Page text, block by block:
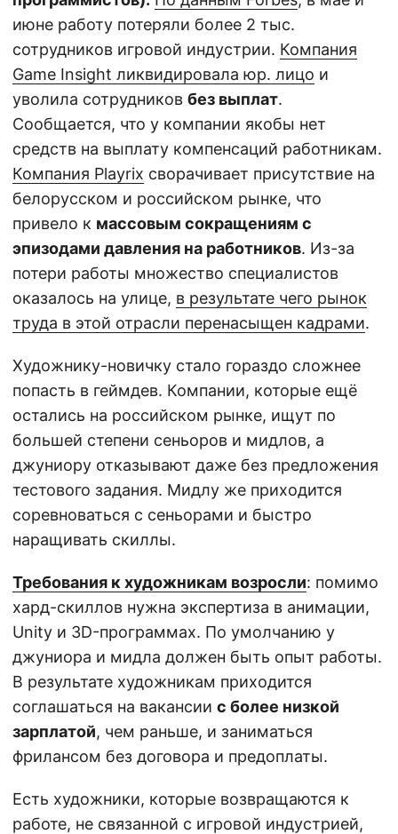
июне работу потеряли более 2 тыс.
сотрудников игровой индустрии. Компания
Game Insight ликвидировала юр. лицо и
уволила сотрудников без выплат.
Сообщается, что у компании якобы нет
средств на выплату компенсаций работникам.
Компания Playrix сворачивает присутствие на
белорусском и российском рынке, что
привело к массовым сокращениям с
эпизодами давления на работников. Из-за
потери работы множество специалистов
оказалось на улице, в результате чего рынок
труда в этой отрасли перенасыщен кадрами.
Художнику-новичку стало гораздо сложнее
попасть в геймдев. Компании, которые ещё
остались на российском рынке, ищут по
большей степени сеньоров и мидлов, а
джуниору отказывают даже без предложения
тестового задания. Мидлу же приходится
соревноваться с сеньорами и быстро
наращивать скиллы.
Требования к художникам возросли: помимо
хард-скиллов нужна экспертиза в анимации,
Unity и 3D-программах. По умолчанию у
джуниора и мидла должен быть опыт работы.
В результате художникам приходится
соглашаться на вакансии с более низкой
зарплатой, чем раньше, и заниматься
фрилансом без договора и предоплаты.
Есть художники, которые возвращаются к
работе, не связанной с игровой индустрией,